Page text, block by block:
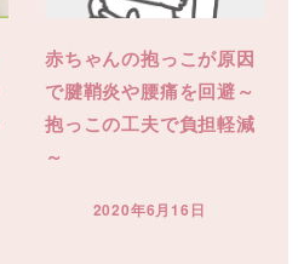
赤ちゃんの抱っこが原因
で腱鞘炎や腰痛を回避～
抱っこの工夫で負担軽減
～
投稿日
2020年6月16日